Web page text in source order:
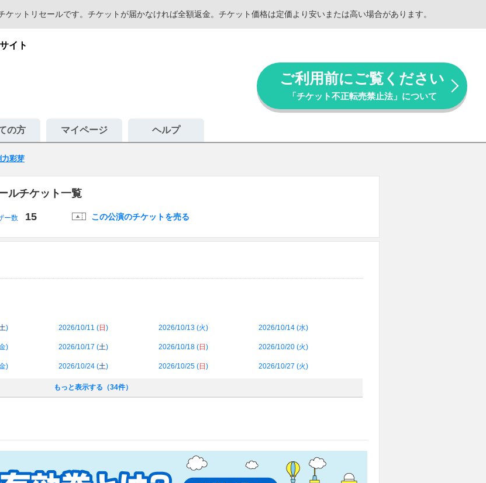
ットリセールです。チケットが届かなければ全額返金。チケット価格は定価より安いまたは高い場合があります。
イト
ご利用前にご覧ください
「チケット不正転売禁止法」について
の方 マイページ ヘルプ
力彩芽
ルチケット一覧
ー数 15 この公演のチケットを売る
) 2026/10/11 (日 ) 2026/10/13 (火) 2026/10/14 (水)
) 2026/10/17 (土) 2026/10/18 (日 ) 2026/10/20 (火)
) 2026/10/24 (土) 2026/10/25 (日 ) 2026/10/27 (火)
もっと表示する（34件）